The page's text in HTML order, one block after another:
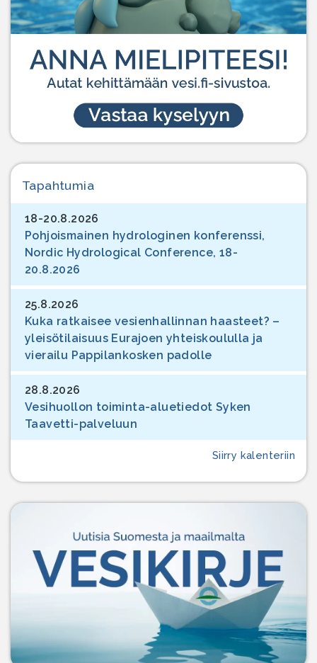
Tapahtumia
18-20.8.2026
Pohjoismainen hydrologinen konferenssi,
Nordic Hydrological Conference, 18-
20.8.2026
25.8.2026
Kuka ratkaisee vesienhallinnan haasteet? –
yleisötilaisuus Eurajoen yhteiskoululla ja
vierailu Pappilankosken padolle
28.8.2026
Vesihuollon toiminta-aluetiedot Syken
Taavetti-palveluun
Siirry kalenteriin